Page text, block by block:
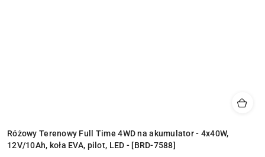
Różowy Terenowy Full Time 4WD na akumulator - 4x40W,
12V/10Ah, koła EVA, pilot, LED - [BRD-7588]